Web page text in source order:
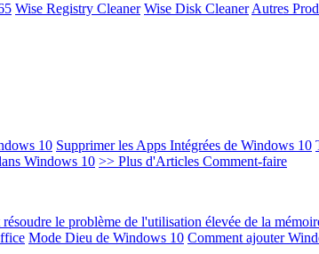
Wise Registry Cleaner Wise Disk Cleaner Autres
10 Supprimer les Apps Intégrées de Windows 10
Windows 10 >> Plus d'Articles Comment-faire
le problème de l'utilisation élevée de la
Mode Dieu de Windows 10 Comment ajouter